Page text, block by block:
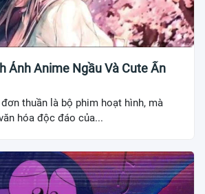
Ảnh Anime Ngầu Và Cute Ấn
thuần là bộ phim hoạt hình, mà
hóa độc đáo của...